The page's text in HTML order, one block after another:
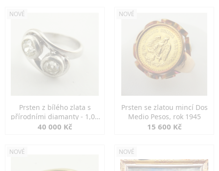
NOVÉ
Prsten z bílého zlata s
přírodními diamanty - 1,00
ct
40 000 Kč
NOVÉ
Prsten se zlatou mincí Dos
Medio Pesos, rok 1945
15 600 Kč
NOVÉ NOVÉ